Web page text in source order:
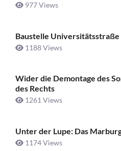
977 Views
Baustelle
1188 Views
Wider die Demontage des
des Rechts
1261 Views
Unter der Lupe: Das
1174 Views